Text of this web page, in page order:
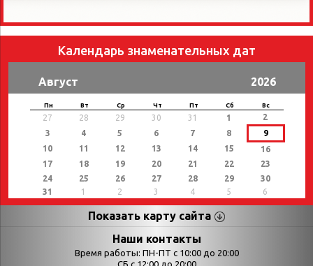
Календарь знаменательных дат
Август 2026
Пн Вт Ср Чт Пт Сб Вс
27 28 29 30 31 1
2
3
4 5 6 7 8
9
10
11 12 13 14 15
16
17
18 19 20 21 22
23
24
25 26 27 28 29
30
31
1 2 3 4 5 6
Показать карту сайта
Страницы Категории
Наши контакты
Время работы: ПН-ПТ с 10:00 до 20:00
СБ с 12:00 до 20:00